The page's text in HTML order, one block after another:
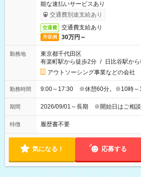
能な速払いサービスあり
交通費別途支給あり
交通費 交通費支給あり
月収例 30万円～
勤務地
東京都千代田区
有楽町駅から徒歩2分 / 日比谷駅か
アウトソーシング事業などの会社
勤務時間 9:00～17:30 ※休憩60分。※10時～
期間 2026/09/01～長期 ※開始日はご相
特徴 履歴書不要
気になる！ 応募する